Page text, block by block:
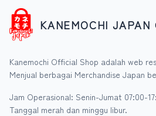
KANEMOCHI JAPAN
Kanemochi Official Shop adalah web
Menjual berbagai Merchandise Japan
Jam Operasional: Senin-Jumat 07:00-
Tanggal merah dan minggu libur.